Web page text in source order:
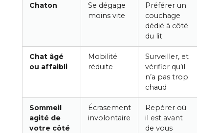
Chaton
Se dégage
moins vite
Préférer un
couchage
dédié à côté
du lit
Chat âgé
ou affaibli
Mobilité
réduite
Surveiller, et
vérifier qu’il
n’a pas trop
chaud
Sommeil
agité de
votre côté
Écrasement
involontaire
Repérer où
il est avant
de vous